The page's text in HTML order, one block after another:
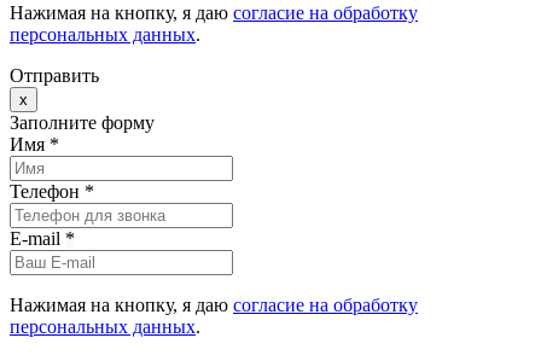
Нажимая на кнопку, я даю согласие на обработку
персональных данных.
Отправить
x
Заполните форму
Имя *
Телефон *
E-mail *
Нажимая на кнопку, я даю согласие на обработку
персональных данных.